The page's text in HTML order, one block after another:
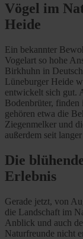
Vögel im
Heide
Ein bekannter
Vogelart so hohe
Birkhuhn in
Lüneburger Heide
entwickelt sich gut.
Bodenbrüter, finden
gehören etwa die
Ziegenmelker und
außerdem seit
Die
Erlebnis
Gerade jetzt, von
die Landschaft im
Anblick und auch
Naturfreunde nicht